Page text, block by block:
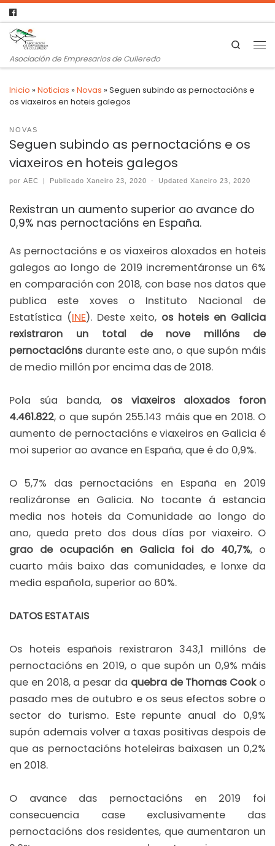
Asociación de Empresarios de Culleredo
Search
Inicio »Noticias »Novas »Seguen subindo as pernoctacións e
os viaxeiros en hoteis galegos
NOVAS
Seguen subindo as pernoctacións e os
viaxeiros en hoteis galegos
por AEC | PublicadoXaneiro 23, 2020 - UpdatedXaneiro 23, 2020
Rexistran un aumento superior ao avance do
0,9% nas pernoctacións en España.
As pernoctacións e os viaxeiros aloxados en hoteis
galegos ao longo de 2019 incrementáronse un 6%
en comparación con 2018, con base nos datos que
publica este xoves o Instituto Nacional de
Estatística (INE). Deste xeito, os hoteis en Galicia
rexistraron un total de nove millóns de
pernoctacións durante este ano, o que supón máis
de medio millón por encima das de 2018.
Pola súa banda, os viaxeiros aloxados foron
4.461.822, o que supón 255.143 máis que en 2018. O
aumento de pernoctacións e viaxeiros en Galicia é
moi superior ao avance en España, que é do 0,9%.
O 5,7% das pernoctacións en España en 2019
realizáronse en Galicia. No tocante á estancia
media nos hoteis da Comunidade ao longo do
ano, queda preto dos dous días por viaxeiro. O
grao de ocupación en Galicia foi do 40,7%, o
cuarto máis baixo das comunidades, e lonxe da
media española, superior ao 60%.
DATOS ESTATAIS
Os hoteis españois rexistraron 343,1 millóns de
pernoctacións en 2019, o que supón un 0,9% máis
que en 2018, a pesar da quebra de Thomas Cook o
pasado mes de outubro e os seus efectos sobre o
sector do turismo. Este repunte anual do 0,9%
supón ademais volver a taxas positivas despois de
que as pernoctacións hoteleiras baixasen un 0,2%
en 2018.
O avance das pernoctacións en 2019 foi
consecuencia case exclusivamente das
pernoctacións dos residentes, que aumentaron un